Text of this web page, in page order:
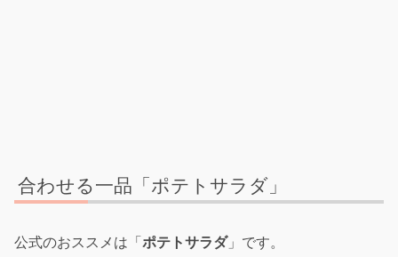
合わせる一品「ポテトサラダ」
公式のおススメは「 ポテトサラダ」です。